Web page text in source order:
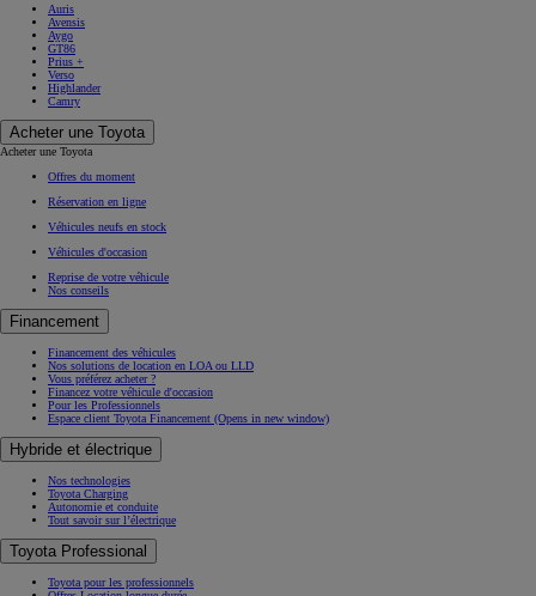
Auris
Avensis
Aygo
GT86
Prius +
Verso
Highlander
Camry
Acheter une Toyota
Acheter une Toyota
Offres du moment
Réservation en ligne
Véhicules neufs en stock
Véhicules d'occasion
Reprise de votre véhicule
Nos conseils
Financement
Financement des véhicules
Nos solutions de location en LOA ou LLD
Vous préférez acheter ?
Financez votre véhicule d'occasion
Pour les Professionnels
Espace client Toyota Financement (Opens in new window)
Hybride et électrique
Nos technologies
Toyota Charging
Autonomie et conduite
Tout savoir sur l’électrique
Toyota Professional
Toyota pour les professionnels